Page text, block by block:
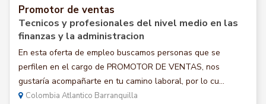
Promotor de ventas
Tecnicos y profesionales del nivel medio en las
finanzas y la administracion
En esta oferta de empleo buscamos personas que se
perfilen en el cargo de PROMOTOR DE VENTAS, nos
gustaría acompañarte en tu camino laboral, por lo cu...
Colombia Atlantico Barranquilla